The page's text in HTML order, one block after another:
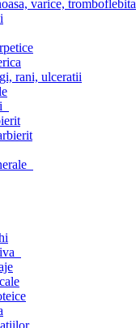
varice, tromboflebita
rani, ulceratii